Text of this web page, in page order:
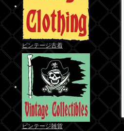
ビンテージ古着
ビンテージ雑貨